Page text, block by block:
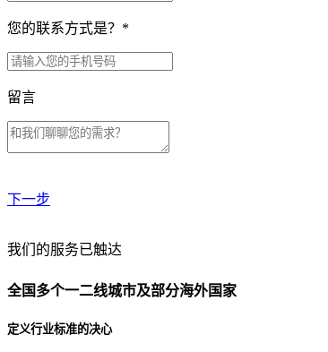
您的联系方式是？ *
留言
下一步
贵公司预算范围是？
贵公司的团队规模是？
我们的服务已触达
全国多个一二线城市及部分海外国家
定义行业标准的决心